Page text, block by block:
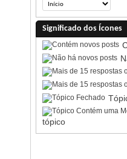
Significado dos Ícones
tópico